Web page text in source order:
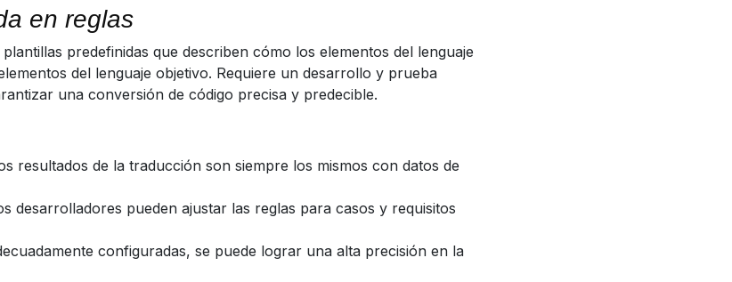
en reglas
predefinidas que describen cómo los elementos del lenguaje
del lenguaje objetivo. Requiere un desarrollo y prueba
una conversión de código precisa y predecible.
resultados de la traducción son siempre los mismos con datos de
desarrolladores pueden ajustar las reglas para casos y requisitos
configuradas, se puede lograr una alta precisión en la